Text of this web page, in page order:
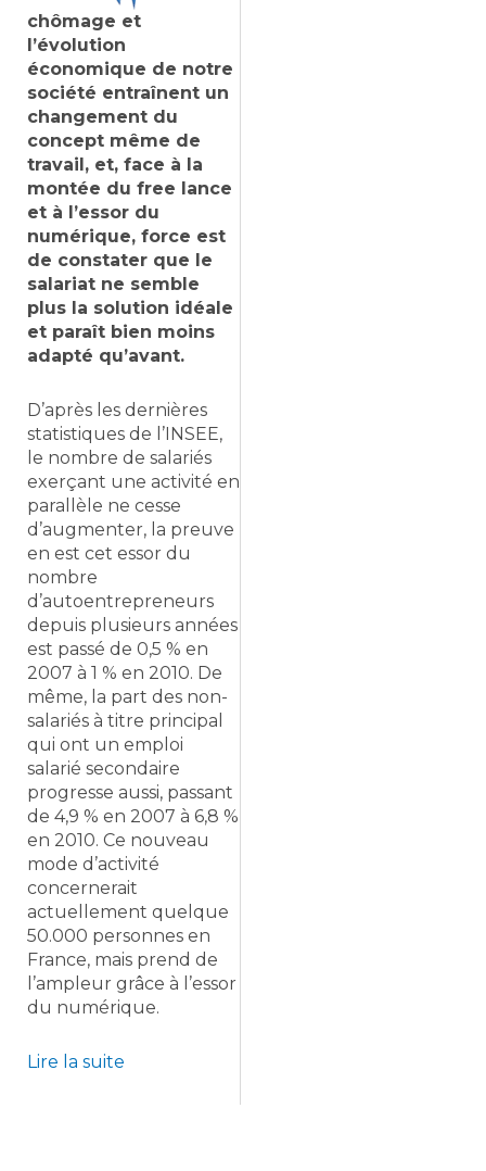
chômage et
l’évolution
économique de notre
société entraînent un
changement du
concept même de
travail, et, face à la
montée du free lance
et à l’essor du
numérique, force est
de constater que le
salariat ne semble
plus la solution idéale
et paraît bien moins
adapté qu’avant.
D’après les dernières
statistiques de l’INSEE,
le nombre de salariés
exerçant une activité en
parallèle ne cesse
d’augmenter, la preuve
en est cet essor du
nombre
d’autoentrepreneurs
depuis plusieurs années
est passé de 0,5 % en
2007 à 1 % en 2010. De
même, la part des non-
salariés à titre principal
qui ont un emploi
salarié secondaire
progresse aussi, passant
de 4,9 % en 2007 à 6,8 %
en 2010. Ce nouveau
mode d’activité
concernerait
actuellement quelque
50.000 personnes en
France, mais prend de
l’ampleur grâce à l’essor
du numérique.
Lire la suite